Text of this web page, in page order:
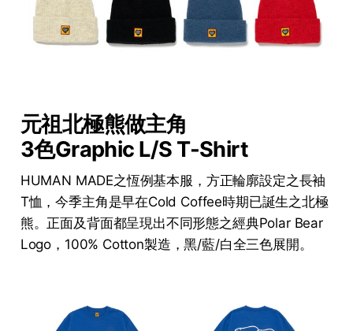
元祖北極熊做主角
3色Graphic L/S T-Shirt
HUMAN MADE之恆例基本服，方正輪廓設定之長袖
T恤，今季主角是早在Cold Coffee時期已誕生之北極
熊。正面及背面都呈現出不同形態之經典Polar Bear
Logo，100% Cotton製造，黑/藍/白全三色展開。